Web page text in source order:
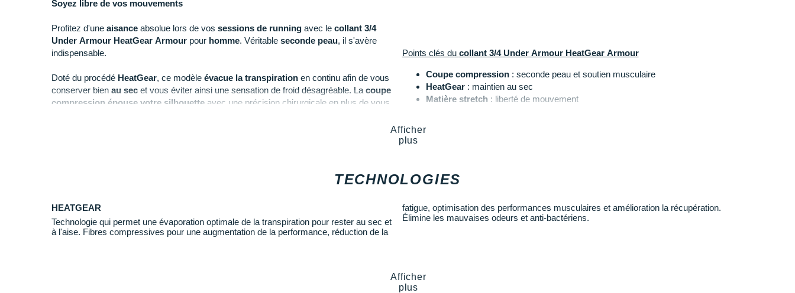
Soyez libre de vos mouvements
Profitez d'une aisance absolue lors de vos sessions de running avec le collant 3/4
Under Armour HeatGear Armour pour homme. Véritable seconde peau, il s'avère
indispensable.
Doté du procédé HeatGear, ce modèle évacue la transpiration en continu afin de vous
conserver bien au sec et vous éviter ainsi une sensation de froid désagréable. La coupe
compression épouse votre silhouette avec une précision chirurgicale en plus de vous
Points clés du collant 3/4 Under Armour HeatGear Armour
Coupe compression: seconde peau et soutien musculaire
HeatGear: maintien au sec
Matière stretch: liberté de mouvement
Afficher
plus
TECHNOLOGIES
HEATGEAR
Technologie qui permet une évaporation optimale de la transpiration pour rester au sec et
à l'aise. Fibres compressives pour une augmentation de la performance, réduction de la
fatigue, optimisation des performances musculaires et amélioration la récupération.
Élimine les mauvaises odeurs et anti-bactériens.
Afficher
plus